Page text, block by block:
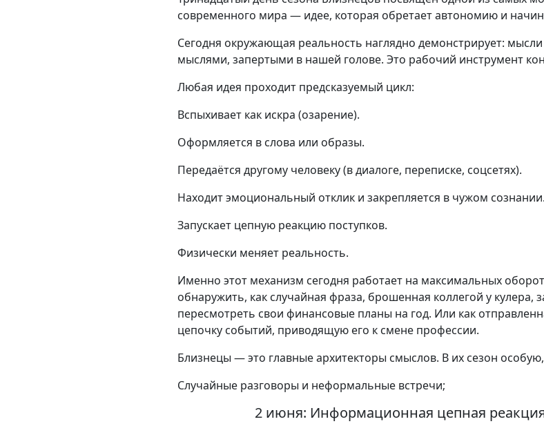
современного мира — идее, которая обретает автономию и
Сегодня окружающая реальность наглядно демонстрирует:
мыслями, запертыми в нашей голове. Это рабочий инструмент
Любая идея проходит предсказуемый цикл:
Вспыхивает как искра (озарение).
Оформляется в слова или образы.
Передаётся другому человеку (в диалоге, переписке, соцсетях).
Находит эмоциональный отклик и закрепляется в чужом сознании.
Запускает цепную реакцию поступков.
Физически меняет реальность.
Именно этот механизм сегодня работает на максимальных
обнаружить, как случайная фраза, брошенная коллегой у кулера,
пересмотреть свои финансовые планы на год. Или как
цепочку событий, приводящую его к смене профессии.
Близнецы — это главные архитекторы смыслов. В их сезон
Случайные разговоры и неформальные встречи;
2 июня: Информационная цепная